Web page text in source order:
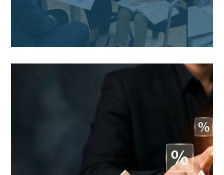
WEITERLESEN